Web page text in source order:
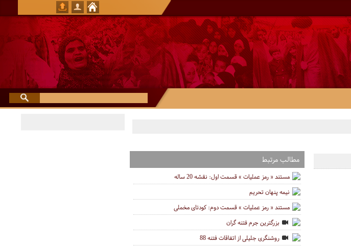
مطالب مرتبط
مستند « رمز عملیات » قسمت اول: نقشه 20 ساله
نیمه پنهان تحریم
مستند « رمز عملیات » قسمت دوم: کودتای مخملی
بزرگترین جرم فتنه گران
روشنگری جلیلی از اتفاقات فتنه 88